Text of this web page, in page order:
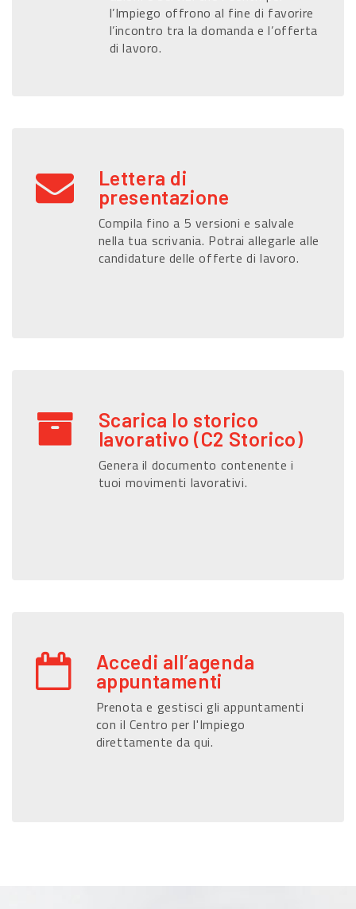
l’Impiego offrono al fine di favorire
l’incontro tra la domanda e l’offerta
di lavoro.
Lettera di
presentazione
Compila fino a 5 versioni e salvale
nella tua scrivania. Potrai allegarle alle
candidature delle offerte di lavoro.
Scarica lo storico
lavorativo (C2 Storico)
Genera il documento contenente i
tuoi movimenti lavorativi.
Accedi all’agenda
appuntamenti
Prenota e gestisci gli appuntamenti
con il Centro per l'Impiego
direttamente da qui.